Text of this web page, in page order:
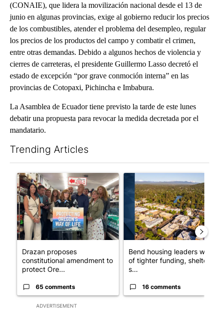
(CONAIE), que lidera la movilización nacional desde el 13 de
junio en algunas provincias, exige al gobierno reducir los precios
de los combustibles, atender el problema del desempleo, regular
los precios de los productos del campo y combatir el crimen,
entre otras demandas. Debido a algunos hechos de violencia y
cierres de carreteras, el presidente Guillermo Lasso decretó el
estado de excepción “por grave conmoción interna” en las
provincias de Cotopaxi, Pichincha e Imbabura.
La Asamblea de Ecuador tiene previsto la tarde de este lunes
debatir una propuesta para revocar la medida decretada por el
mandatario.
Trending Articles
ADVERTISEMENT
A trending article titled "Drazan proposes constitutional
Drazan proposes
constitutional amendment to
protect Ore...
65 comments
A trending article titled
Bend housing leaders warn
of tighter funding, shelter
s...
16 comments